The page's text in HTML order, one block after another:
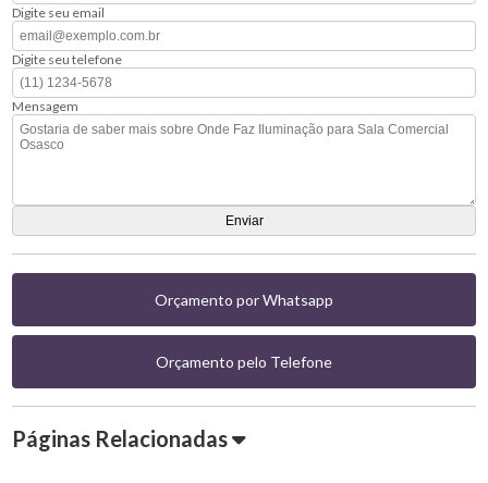
Digite seu email
Digite seu telefone
Mensagem
Orçamento por Whatsapp
Orçamento pelo Telefone
Páginas Relacionadas